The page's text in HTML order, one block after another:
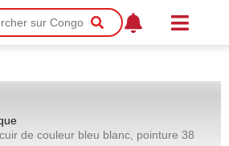
de couleur bleu blanc, pointure 38